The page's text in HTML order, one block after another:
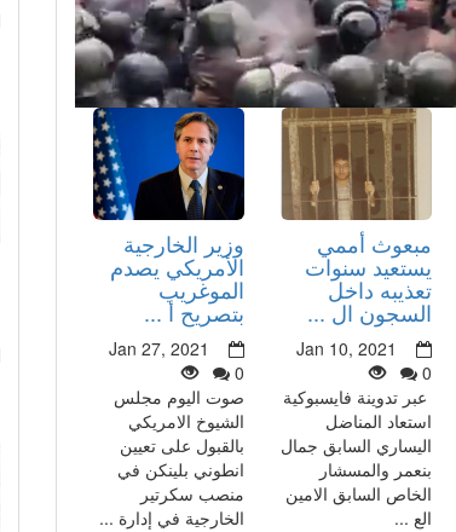
وزير الخارجية
الأمريكي يصدم
الموغريب
بتصريح أ ...
Jan 27, 2021
0
صوت اليوم مجلس
الشيوخ الامريكي
بالقبول على تعيين
انطوني بلينكن في
منصب سكرتير
الخارجية في إدارة ...
مبعوث أممي
يستعيد سنوات
تعذيبه داخل
السجون ال ...
Jan 10, 2021
0
عبر تدوينة فايسبوكية
استعاد المناضل
اليساري السابق جمال
بنعمر والمسشار
الخاص السابق الامين
الع ...